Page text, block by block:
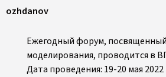
ozhdanov
Ежегодный форум,
моделирования, проводится в
Дата проведения: 19-20 мая 2022